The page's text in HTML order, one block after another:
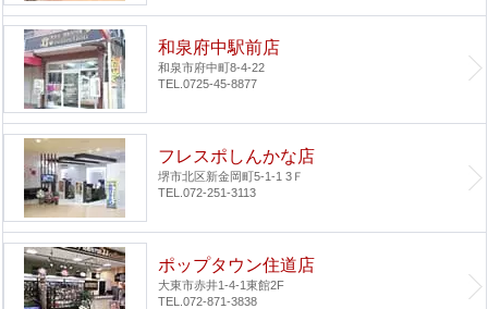
和泉府中駅前店
和泉市府中町8-4-22
TEL.0725-45-8877
フレスポしんかな店
堺市北区新金岡町5-1-1 3Ｆ
TEL.072-251-3113
ポップタウン住道店
大東市赤井1-4-1東館2F
TEL.072-871-3838